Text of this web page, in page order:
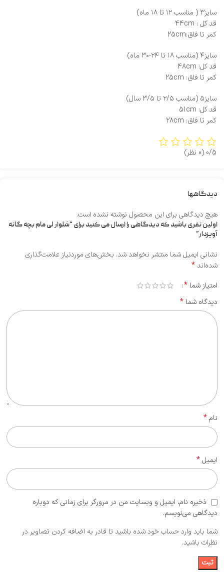
سایز۳ ( مناسب ۱۲ تا ۱۸ ماه)
قد کل : 44cm
کمر تا فاق:25cm
سایز۴ (مناسب ۱۸ تا ۲۴-۳۰ ماه)
قد کل: 48cm
کمر تا فاق: 25cm
سایز۵ (مناسب ۲/۵ تا ۳/۵ سال)
قد کل: 51cm
کمر تا فاق: 28cm
0/5 (0 نظر)
دیدگاهها
هیچ دیدگاهی برای این محصول نوشته نشده است.
اولین نفری باشید که دیدگاهی را ارسال می کنید برای “شلوار لی مام بچه گانه
آویزدار”
نشانی ایمیل شما منتشر نخواهد شد. بخش‌های موردنیاز علامت‌گذاری
شده‌اند*
امتیاز شما *
دیدگاه شما *
نام*
ایمیل*
ذخیره نام، ایمیل و وبسایت من در مرورگر برای زمانی که دوباره
دیدگاهی می‌نویسم.
شما باید وارد حساب خود شده باشید تا قادر به اضافه کردن تصاویر در
نظرات باشید.